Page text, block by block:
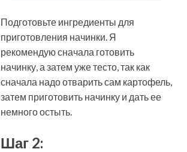
Подготовьте ингредиенты для
приготовления начинки. Я
рекомендую сначала готовить
начинку, а затем уже тесто, так как
сначала надо отварить сам картофель,
затем приготовить начинку и дать ее
немного остыть.
Шаг 2: